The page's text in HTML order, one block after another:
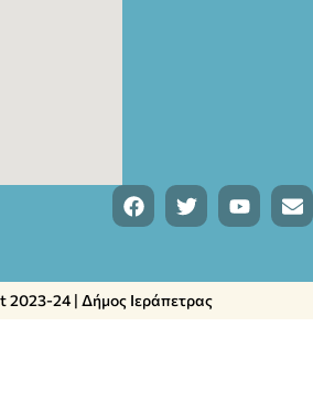
2023-24 | Δήμος Ιεράπετρας